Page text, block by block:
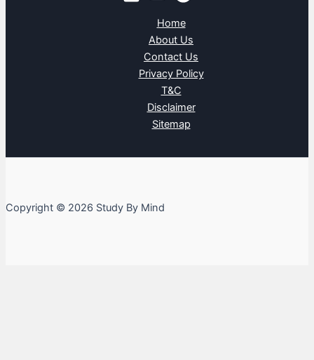
Home
About Us
Contact Us
Privacy Policy
T&C
Disclaimer
Sitemap
Copyright © 2026 Study By Mind